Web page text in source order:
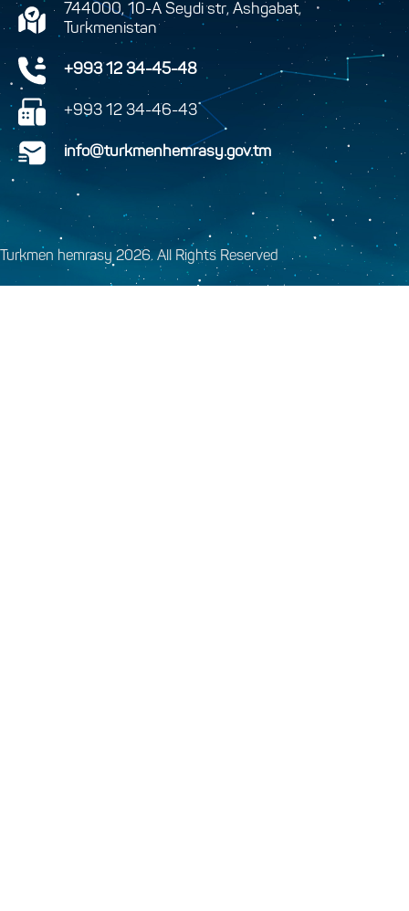
744000, 10-A Seydi str, Ashgabat,
Turkmenistan
+993 12 34-45-48
+993 12 34-46-43
info@turkmenhemrasy.gov.tm
Turkmen hemrasy 2026. All Rights Reserved